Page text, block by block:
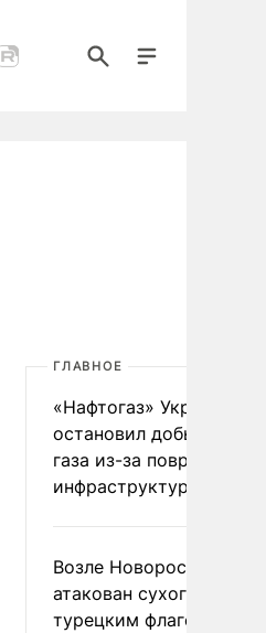
ГЛАВНОЕ
«Нафтогаз» Украины
остановил добычу
газа из-за повреждения
инфраструктуры
Возле Новороссийска
атакован сухогруз под
турецким флагом